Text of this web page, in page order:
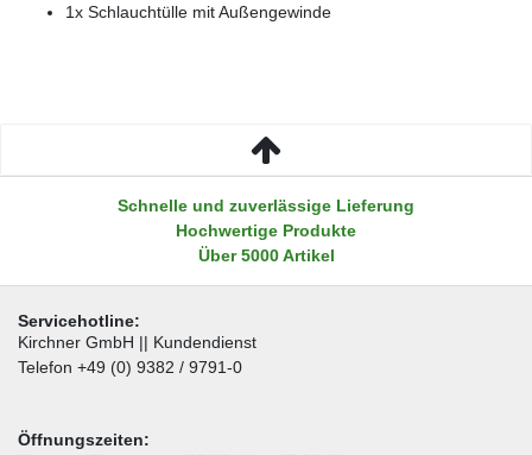
1x Schlauchtülle mit Außengewinde
Schnelle und zuverlässige Lieferung
Hochwertige Produkte
Über 5000 Artikel
Servicehotline:
Kirchner GmbH || Kundendienst
Telefon +49 (0) 9382 / 9791-0
Öffnungszeiten: